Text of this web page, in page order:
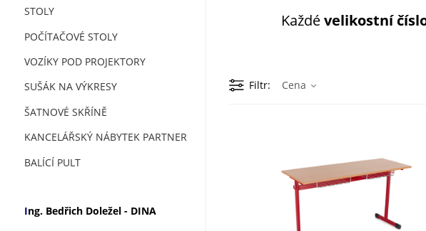
STOLY
POČÍTAČOVÉ STOLY
VOZÍKY POD PROJEKTORY
SUŠÁK NA VÝKRESY
ŠATNOVÉ SKŘÍNĚ
KANCELÁŘSKÝ NÁBYTEK PARTNER
BALÍCÍ PULT
Ing. Bedřich Doležel - DINA
Každévelikostní
Filtr Cena